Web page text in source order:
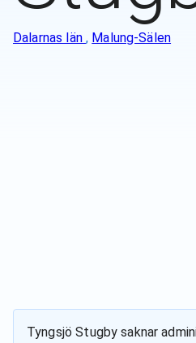
Dalarnas län , Malung-Sälen
Tyngsjö Stugby saknar